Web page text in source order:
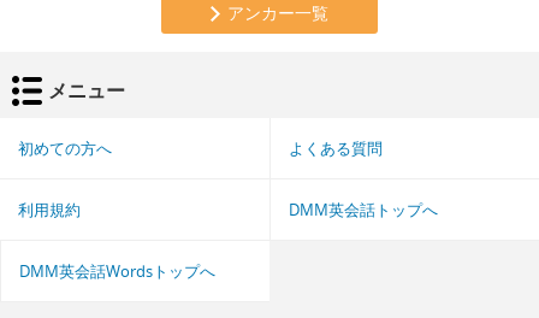
アンカー一覧
メニュー
初めての方へ よくある質問
利用規約 DMM英会話トップへ
DMM英会話Wordsトップへ